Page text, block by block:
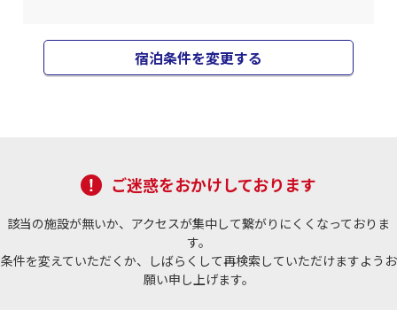
宿泊条件を変更する
ご迷惑をおかけしております
該当の施設が無いか、アクセスが集中して繋がりにくくなっておりま
す。
条件を変えていただくか、しばらくして再検索していただけますようお
願い申し上げます。